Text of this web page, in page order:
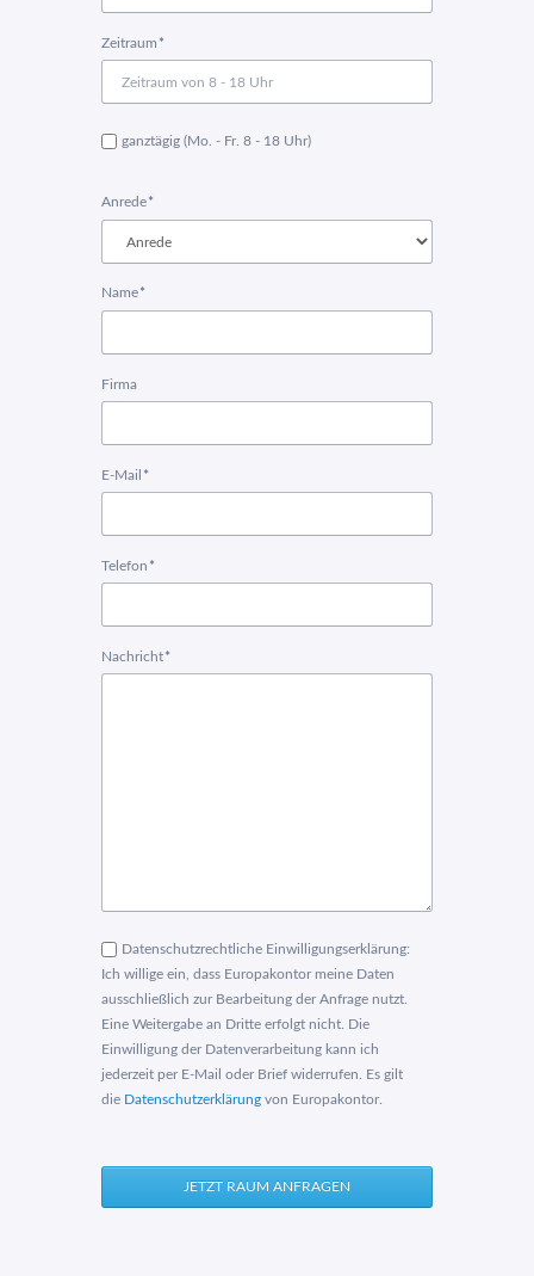
Pflichtfeld
Zeitraum *
ganztägig (Mo. - Fr. 8 - 18 Uhr)
Pflichtfeld
Anrede*
Pflichtfeld
Name*
Firma
Pflichtfeld
E-Mail *
Pflichtfeld
Telefon *
Pflichtfeld
Nachricht*
Datenschutzrechtliche Einwilligungserklärung:
Ich willige ein, dass Europakontor meine Daten
ausschließlich zur Bearbeitung der Anfrage nutzt.
Eine Weitergabe an Dritte erfolgt nicht. Die
Einwilligung der Datenverarbeitung kann ich
jederzeit per E-Mail oder Brief widerrufen. Es gilt
die Datenschutzerklärungvon Europakontor.
JETZT RAUM ANFRAGEN